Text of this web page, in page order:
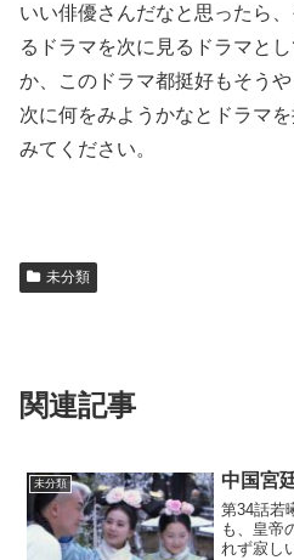
いい俳優さんだなと思ったら
るドラマを次に見るドラマと
か、このドラマ都挺好もそう
次に何をみようかなとドラマ
みてください。
未分類
関連記事
未分類 中国宮
第34話若
も、皇帝
れず寂し